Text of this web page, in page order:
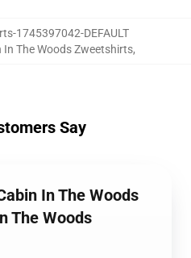
1745397042-DEFAULT
In The Woods Zweetshirts,
Say
In The Woods
The Woods